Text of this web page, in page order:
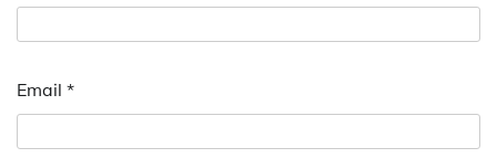
Email *